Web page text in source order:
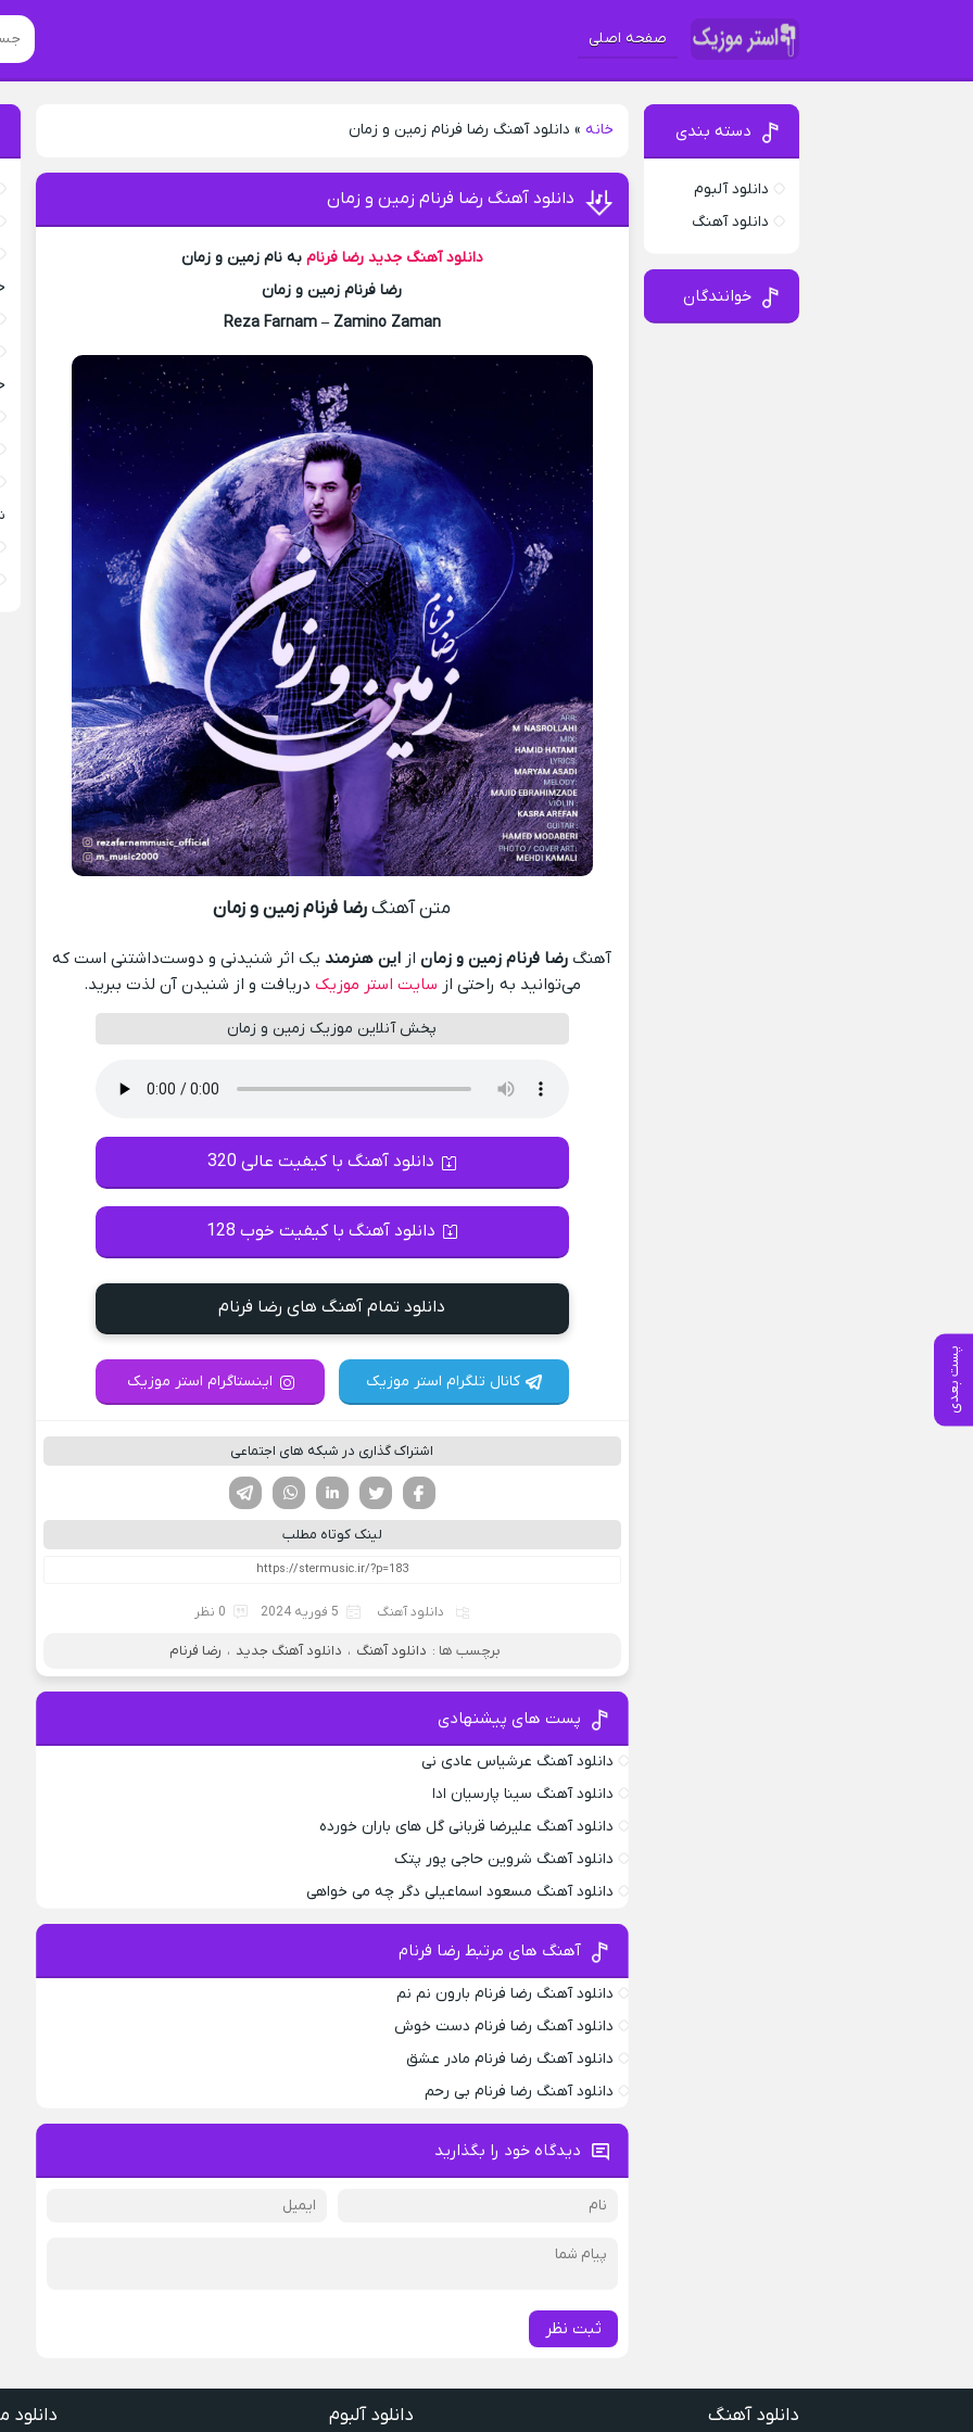
صفحه اصلی
خانه » دانلود آهنگ رضا فرنام زمین و زمان
پست بعدی
دانلود آهنگ رضا فرنام زمین و زمان
دانلود آهنگ جدید رضا فرنام به نام زمین و زمان
رضا فرنام زمین و زمان
Reza Farnam – Zamino Zaman
متن آهنگرضا فرنام زمین و زمان
آهنگ رضا فرنام زمین و زماناز این هنرمندیک اثر شنیدنی و دوست‌داشتنی است که
می‌توانید به راحتی از سایت استر موزیک دریافت و از شنیدن آن لذت ببرید.
پخش آنلاین موزیک زمین و زمان
دانلود آهنگ با کیفیت عالی 320
دانلود آهنگ با کیفیت خوب 128
دانلود تمام آهنگ های رضا فرنام
کانال تلگرام استر موزیک اینستاگرام استر موزیک
اشتراک گذاری در شبکه های اجتماعی
لینکدین تویتر
فیسوک
لینک کوتاه مطلب
دانلود آهنگ 5 فوریه 2024 0 نظر
برچسب ها : دانلود آهنگ ، دانلود آهنگ جدید ، رضا فرنام
پست های پیشنهادی
دانلود آهنگ عرشیاس عادی نی
دانلود آهنگ سینا پارسیان ادا
دانلود آهنگ علیرضا قربانی گل های باران خورده
دانلود آهنگ شروین حاجی پور پتک
دانلود آهنگ مسعود اسماعیلی دگر چه می خواهی
آهنگ های مرتبط رضا فرنام
دانلود آهنگ رضا فرنام بارون نم نم
دانلود آهنگ رضا فرنام دست خوش
دانلود آهنگ رضا فرنام مادر عشق
دانلود آهنگ رضا فرنام بی رحم
دیدگاه خود را بگذارید
ثبت نظر
دسته بندی
دانلود آلبوم
دانلود آهنگ
خوانندگان
دانلود آهنگ دانلود آلبوم دانلود